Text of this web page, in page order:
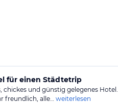
für einen Städtetrip
chickes und günstig gelegenes Hotel.
freundlich, alle… weiterlesen